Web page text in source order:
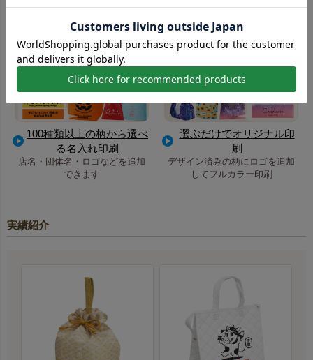
簡単！既成柄印刷のご案内
100種類以上の柄から選べ
る名入れ印刷
店名・団体名・ロゴなどを追加
できます
選ぶだけでオリジナル印
刷
デザイン済みの柄にロゴを追加
してフルカラー印刷
実績紹介